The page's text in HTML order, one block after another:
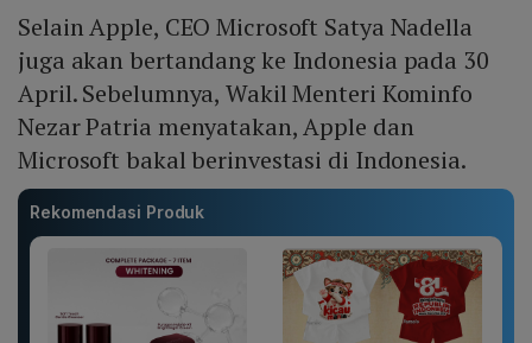
Selain Apple, CEO Microsoft Satya Nadella
juga akan bertandang ke Indonesia pada 30
April. Sebelumnya, Wakil Menteri Kominfo
Nezar Patria menyatakan, Apple dan
Microsoft bakal berinvestasi di Indonesia.
Rekomendasi Produk